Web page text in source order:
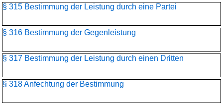
§ 315 Bestimmung der Leistung durch eine Partei
§ 316 Bestimmung der Gegenleistung
§ 317 Bestimmung der Leistung durch einen Dritten
§ 318 Anfechtung der Bestimmung